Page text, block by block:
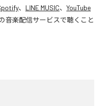
、 LINE MUSIC、 YouTube
音楽配信サービスで聴くこと